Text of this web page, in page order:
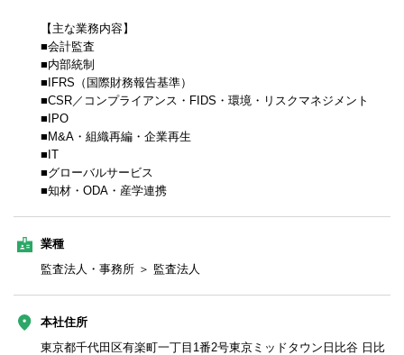
【主な業務内容】
■会計監査
■内部統制
■IFRS（国際財務報告基準）
■CSR／コンプライアンス・FIDS・環境・リスクマネジメント
■IPO
■M&A・組織再編・企業再生
■IT
■グローバルサービス
■知材・ODA・産学連携
業種
監査法人・事務所 ＞ 監査法人
本社住所
東京都千代田区有楽町一丁目1番2号東京ミッドタウン日比谷 日比